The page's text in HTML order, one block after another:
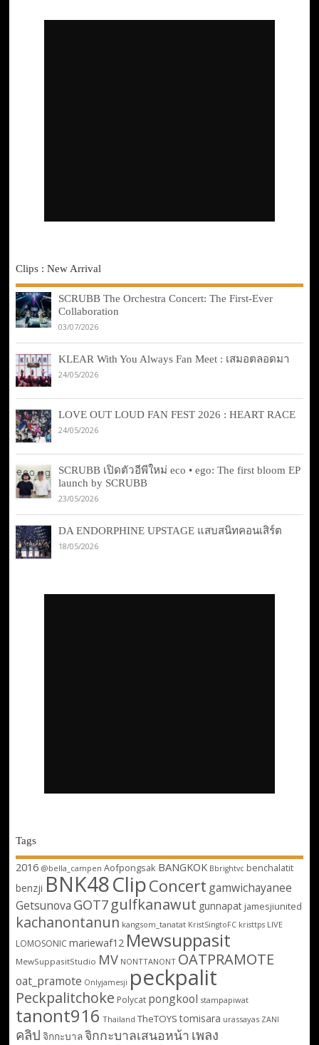
Clips : New Arrival
SCRUBB The Orchestra Concert: The First-Ever
Collaboration
03/07/2026
KLEAR With You Always Fan Meet : เสมอตลอดมา
24/05/2026
LOVE OUT LOUD FAN FEST 2026 : HEART RACE
24/05/2026
SCRUBB เปิดตัวอีพีใหม่ eco • ego: The first bloom EP
launch by SCRUBB
23/05/2026
DA ENDORPHINE UPSTAGE แสบสนิทคอนเสิร์ต
18/05/2026
Tags
2016 @bella_campen Aofpongsak BANGKOK Bbrightvc benchalatit
benzji BNK48ClipConcert gamwichayanee
Getsunova GOT7 gulfkanawut gunnapat jamesjiunited
kachanontanun kangsom_tanatat KristSingtoFC kristtps LIVE
LOMOSONIC mariewaf12 Mewsuppasit
MewSuppasitStudio MV NONTTANONT OATPRAMOTE
oat_pramote Onlyjamesji peckpalit
Peckpalitchoke Polycat pongkool stampapiwat
tanont916 Thailand TheTOYS tomisara urassayas ZANI
คลิป จิกกะบาลจิกกะบาลเสนอหน้า เพลง